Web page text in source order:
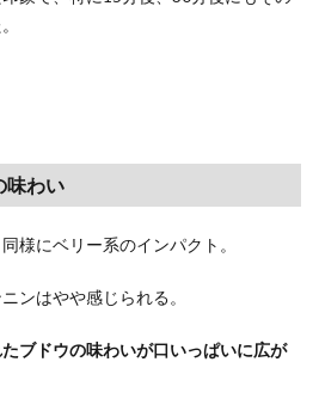
味わい
様にベリー系のインパクト。
ンはやや感じられる。
ブドウの味わいが口いっぱいに広が